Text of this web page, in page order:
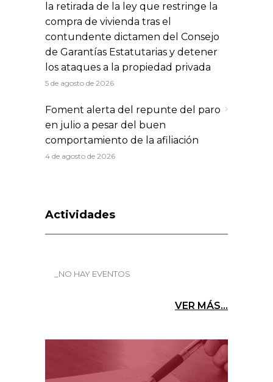
la retirada de la ley que restringe la
compra de vivienda tras el
contundente dictamen del Consejo
de Garantías Estatutarias y detener
los ataques a la propiedad privada
5 de agosto de 2026
Foment alerta del repunte del paro
en julio a pesar del buen
comportamiento de la afiliación
4 de agosto de 2026
Actividades
_NO HAY EVENTOS
VER MÁS...